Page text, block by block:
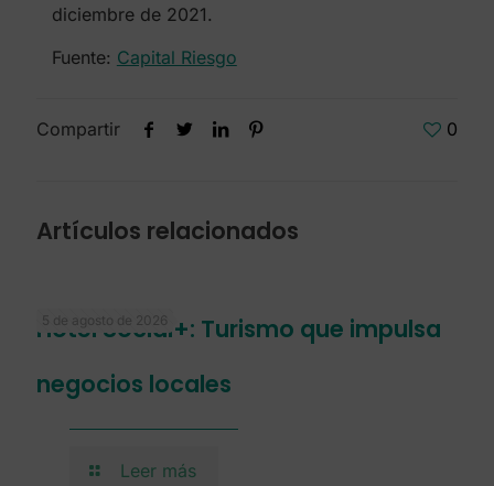
diciembre de 2021.
Fuente: Capital Riesgo
Compartir 0
Artículos relacionados
5 de agosto de 2026
Hotel Social+: Turismo que impulsa
negocios locales
Leer más